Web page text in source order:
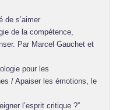
de s’aimer
de la compétence,
Par Marcel Gauchet et
pour les
/ Apaiser les émotions, le
l’esprit critique ?”